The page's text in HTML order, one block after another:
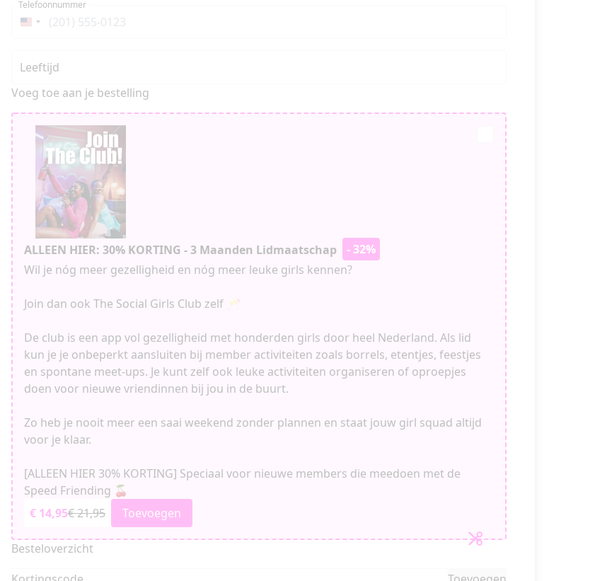
Verenigde
Telefoonnummer
Leeftijd
Voeg toe aan je bestelling
ALLEEN HIER: 30% KORTING - 3 Maanden Lidmaatschap
- 32%
Wil je nóg meer gezelligheid en nóg meer leuke girls kennen?
Join dan ook The Social Girls Club zelf 🥂
De club is een app vol gezelligheid met honderden girls door heel Nederland. Als lid
kun je je onbeperkt aansluiten bij member activiteiten zoals borrels, etentjes, feestjes
en spontane meet-ups. Je kunt zelf ook leuke activiteiten organiseren of oproepjes
doen voor nieuwe vriendinnen bij jou in de buurt.
Zo heb je nooit meer een saai weekend zonder plannen en staat jouw girl squad altijd
voor je klaar.
[ALLEEN HIER 30% KORTING] Speciaal voor nieuwe members die meedoen met de
Speed Friending 🍒
€ 14,95€ 21,95 Toevoegen
Besteloverzicht